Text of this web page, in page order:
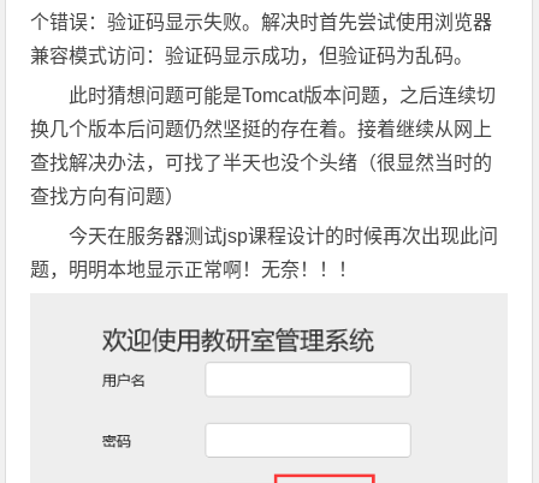
个错误：验证码显示失败。解决时首先尝试使用浏览器
兼容模式访问：验证码显示成功，但验证码为乱码。
此时猜想问题可能是Tomcat版本问题，之后连续切
换几个版本后问题仍然坚挺的存在着。接着继续从网上
查找解决办法，可找了半天也没个头绪（很显然当时的
查找方向有问题）
今天在服务器测试jsp课程设计的时候再次出现此问
题，明明本地显示正常啊！无奈！！！